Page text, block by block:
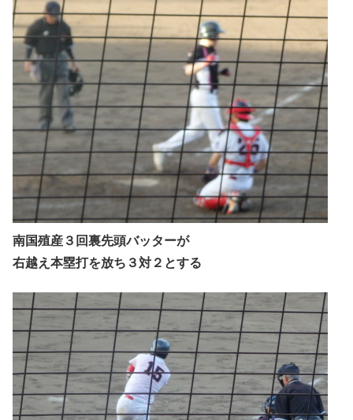
南国殖産３回裏先頭バッターが
右越え本塁打を放ち３対２とする